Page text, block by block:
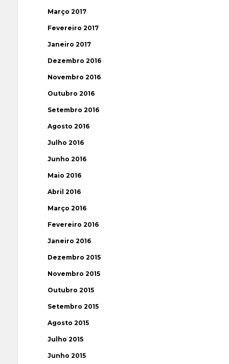
Março 2017
Fevereiro 2017
Janeiro 2017
Dezembro 2016
Novembro 2016
Outubro 2016
Setembro 2016
Agosto 2016
Julho 2016
Junho 2016
Maio 2016
Abril 2016
Março 2016
Fevereiro 2016
Janeiro 2016
Dezembro 2015
Novembro 2015
Outubro 2015
Setembro 2015
Agosto 2015
Julho 2015
Junho 2015